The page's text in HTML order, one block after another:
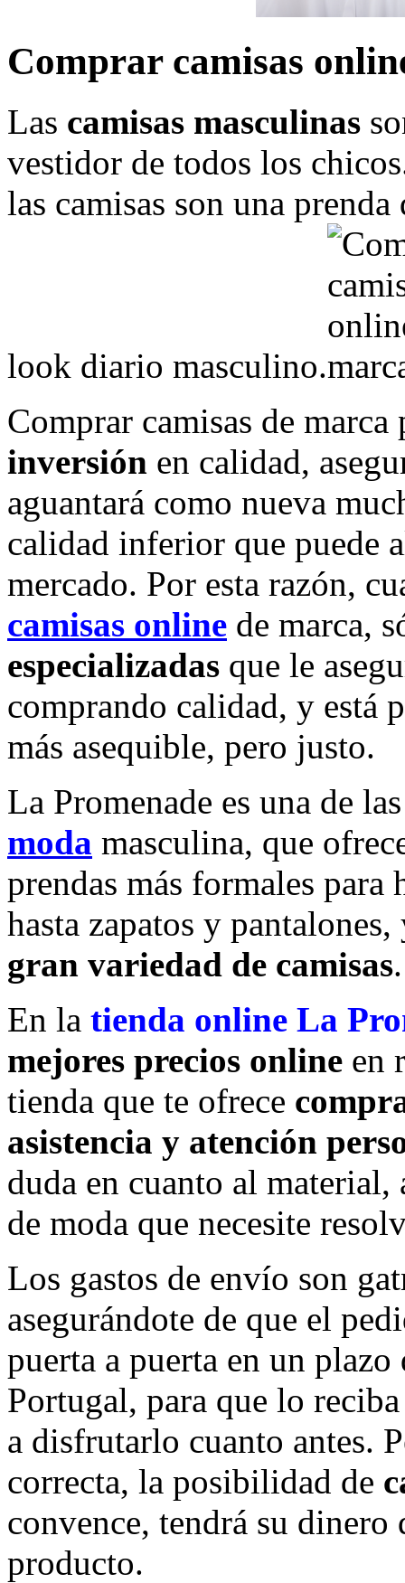
Comprar camisas
Las camisas masculinas
vestidor de todos los
las camisas son una
look diario masculino.
Comprar camisas de marca
inversión en calidad,
aguantará como nueva
calidad inferior que puede
mercado. Por esta razón,
camisas online de marca,
especializadas que le
comprando calidad, y está
más asequible, pero justo.
La Promenade es una de
moda masculina, que
prendas más formales para
hasta zapatos y
gran variedad de camisas.
En la tienda online La
mejores precios online en
tienda que te ofrece
asistencia y atención
duda en cuanto al
de moda que necesite
Los gastos de envío son
asegurándote de que el
puerta a puerta en un
Portugal, para que lo
a disfrutarlo cuanto antes.
correcta, la posibilidad de
convence, tendrá su
producto.